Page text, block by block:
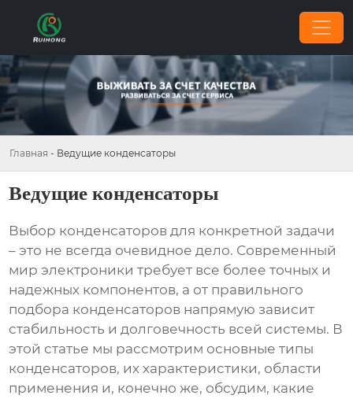
Главная - Ведущие конденсаторы
Ведущие конденсаторы
Выбор конденсаторов для конкретной задачи
– это не всегда очевидное дело. Современный
мир электроники требует все более точных и
надежных компонентов, а от правильного
подбора конденсаторов напрямую зависит
стабильность и долговечность всей системы. В
этой статье мы рассмотрим основные типы
конденсаторов, их характеристики, области
применения и, конечно же, обсудим, какие